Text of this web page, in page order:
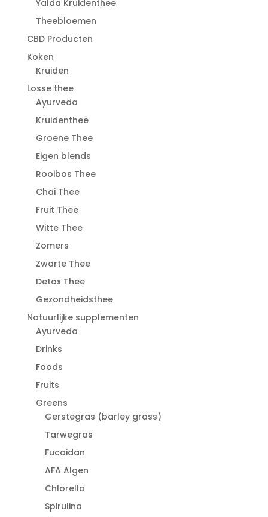
Yalda Kruidenthee
Theebloemen
CBD Producten
Koken
Kruiden
Losse thee
Ayurveda
Kruidenthee
Groene Thee
Eigen blends
Rooibos Thee
Chai Thee
Fruit Thee
Witte Thee
Zomers
Zwarte Thee
Detox Thee
Gezondheidsthee
Natuurlijke supplementen
Ayurveda
Drinks
Foods
Fruits
Greens
Gerstegras (barley grass)
Tarwegras
Fucoidan
AFA Algen
Chlorella
Spirulina